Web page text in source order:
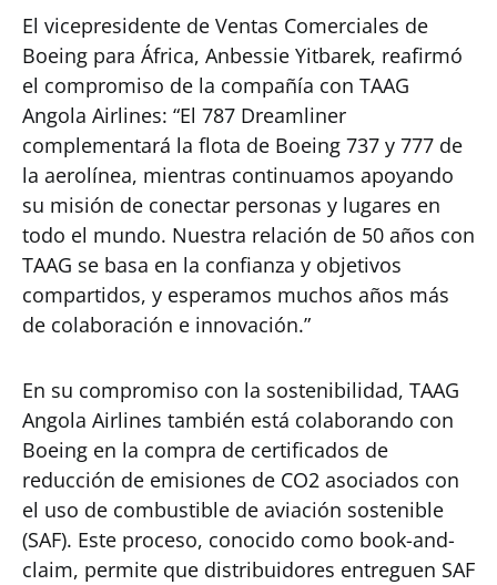
El vicepresidente de Ventas Comerciales de
Boeing para África, Anbessie Yitbarek, reafirmó
el compromiso de la compañía con TAAG
Angola Airlines: “El 787 Dreamliner
complementará la flota de Boeing 737 y 777 de
la aerolínea, mientras continuamos apoyando
su misión de conectar personas y lugares en
todo el mundo. Nuestra relación de 50 años con
TAAG se basa en la confianza y objetivos
compartidos, y esperamos muchos años más
de colaboración e innovación.”
En su compromiso con la sostenibilidad, TAAG
Angola Airlines también está colaborando con
Boeing en la compra de certificados de
reducción de emisiones de CO2 asociados con
el uso de combustible de aviación sostenible
(SAF). Este proceso, conocido como book-and-
claim, permite que distribuidores entreguen SAF